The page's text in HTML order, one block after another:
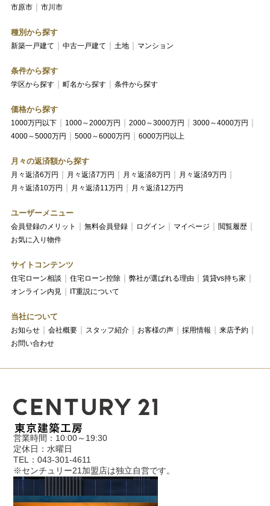
市原市
市川市
種別から探す
新築一戸建て 中古一戸建て 土地 マンション
条件から探す
学区から探す 町名から探す 条件から探す
価格から探す
1000万円以下 1000～2000万円 2000～3000万円
3000～4000万円
4000～5000万円
5000～6000万円 6000万円以上
月々の返済額から探す
月々返済6万円 月々返済7万円 月々返済8万円
月々返済9万円
月々返済10万円
月々返済11万円 月々返済12万円
ユーザーメニュー
会員登録のメリット 無料会員登録 ログイン マイページ
閲覧履歴
お気に入り物件
サイトコンテンツ
住宅ローン相談 住宅ローン控除 弊社が選ばれる理由
賃貸vs持ち家
オンライン内見
IT重説について
当社について
お知らせ 会社概要 スタッフ紹介 お客様の声 採用情報
来店予約
お問い合わせ
営業時間：10:00～19:30
定休日：水曜日
TEL：043-301-4611
※センチュリー21加盟店は独立自営です。